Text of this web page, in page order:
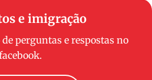
e imigração
perguntas e respostas no